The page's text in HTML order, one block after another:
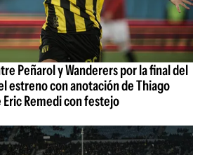
Peñarol y Wanderers por la final del
estreno con anotación de Thiago
Eric Remedi con festejo